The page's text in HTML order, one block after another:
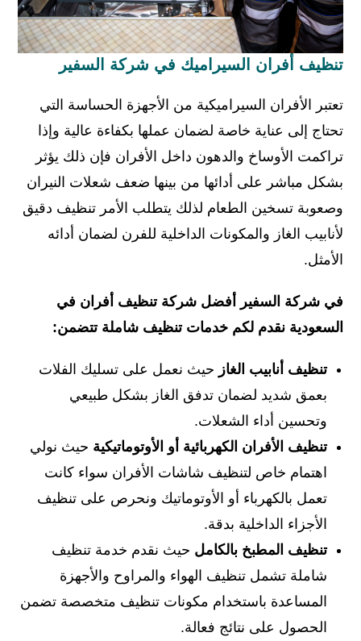
تنظيف أفران السيراميك في شركة السفير
تعتبر الأفران السيراميكية من الأجهزة الحساسة التي
تحتاج إلى عناية خاصة لضمان عملها بكفاءة عالية وإذا
تراكمت الأوساخ والدهون داخل الأفران فإن ذلك يؤثر
بشكل مباشر على أدائها من بينها ضعف شعلات النيران
وصعوبة تسخين الطعام لذلك يتطلب الأمر تنظيف دقيق
لأنابيب الغاز والمكونات الداخلية للفرن لضمان أدائه
الأمثل.
في شركة السفير أفضل شركة تنظيف أفران في
السعودية نقدم لكم خدمات تنظيف شاملة تتضمن:
تنظيف أنابيب الغاز حيث نعمل على تسليك الفلات
بعمق شديد لضمان تدفق الغاز بشكل طبيعي
وتحسين أداء الشعلات.
تنظيف الأفران الكهربائية أو الأوتوماتيكية حيث نولي
اهتمام خاص لتنظيف شاشات الأفران سواء كانت
تعمل بالكهرباء أو الأوتوماتيك ونحرص على تنظيف
الأجزاء الداخلية بدقة.
تنظيف المطبخ بالكامل حيث نقدم خدمة تنظيف
شاملة تشمل تنظيف الهواء والمراوح والأجهزة
المساعدة باستخدام مكونات تنظيف متخصصة تضمن
الحصول على نتائج فعالة.